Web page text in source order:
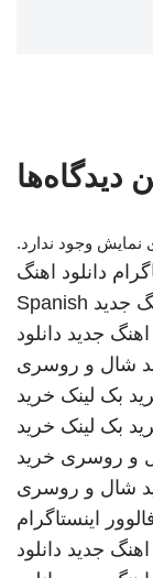
دیدگاه‌ها
نمایش وجود ندارد.
دانلود اهنگ
جدید Spanish
اهنگ جدید دانلود
شال و روسری
بک لینک خرید
بک لینک خرید
و روسری خرید
شال و روسری
اینستاگرام
اهنگ جدید دانلود